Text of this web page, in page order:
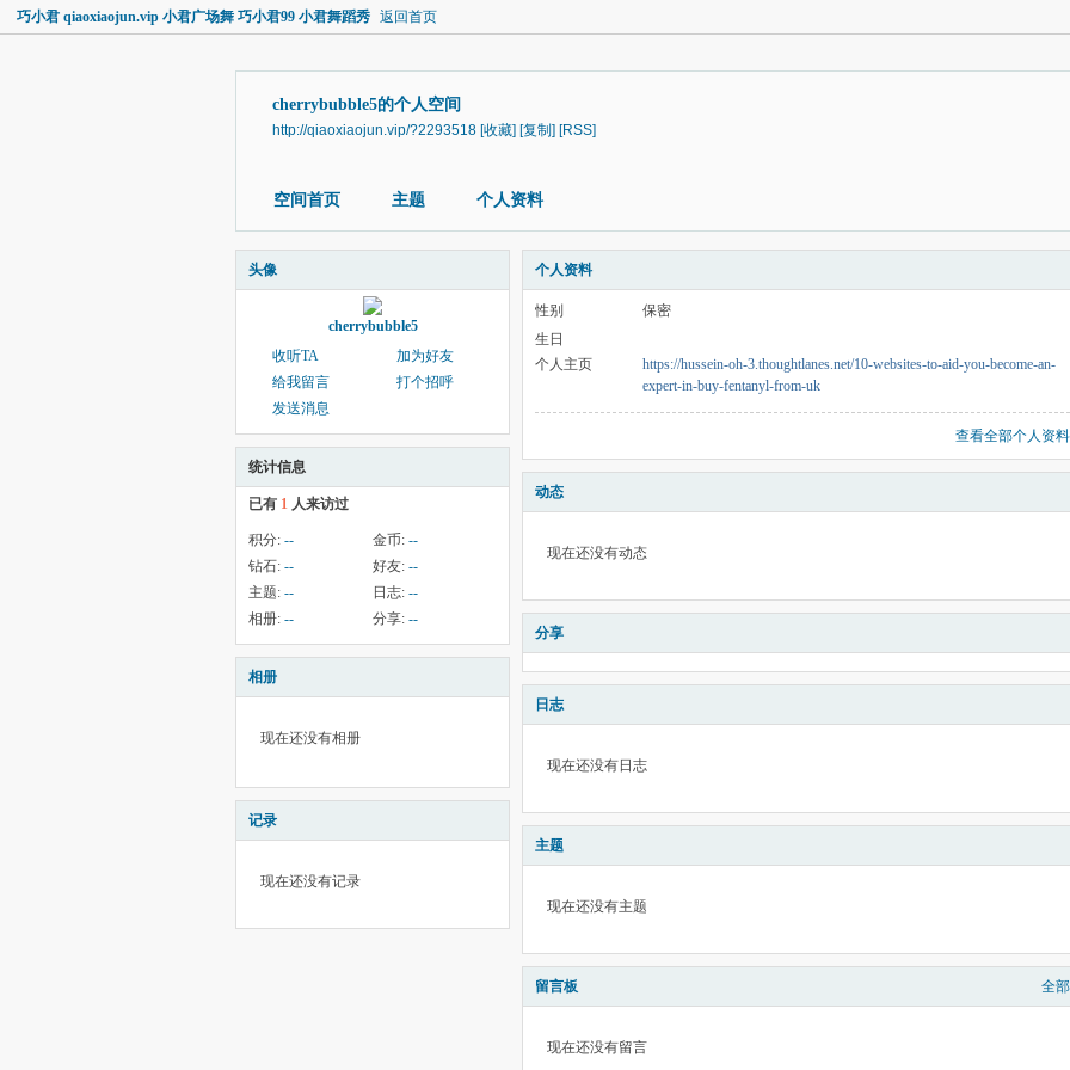
巧小君 qiaoxiaojun.vip 小君广场舞 巧小君99 小君舞蹈秀 返回首页
cherrybubble5的个人空间
http://qiaoxiaojun.vip/?2293518 [收藏] [复制] [RSS]
空间首页 主题 个人资料
头像
cherrybubble5
收听TA
加为好友
给我留言
打个招呼
发送消息
统计信息
已有 1 人来访过
积分: -- 金币: --
钻石: -- 好友: --
主题: -- 日志: --
相册: -- 分享: --
相册
现在还没有相册
记录
现在还没有记录
个人资料
性别
保密
生日
个人主页
https://hussein-oh-3.thoughtlanes.net/10-websites-to-aid-you-become-an-
expert-in-buy-fentanyl-from-uk
查看全部个人资料
动态
现在还没有动态
分享
日志
现在还没有日志
主题
现在还没有主题
留言板 全部
现在还没有留言